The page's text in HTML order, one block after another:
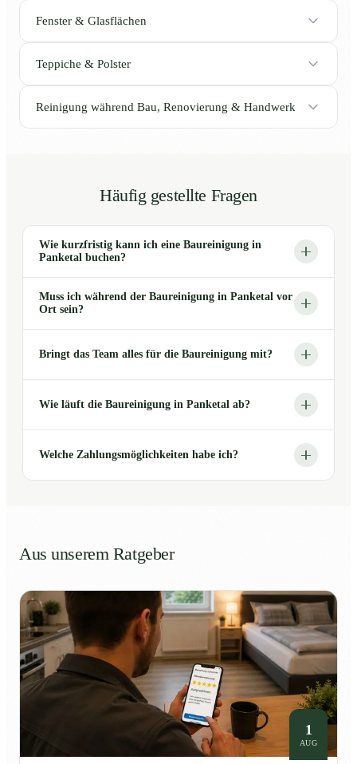
Fenster & Glasflächen
Teppiche & Polster
Reinigung während Bau, Renovierung & Handwerk
Häufig gestellte Fragen
Wie kurzfristig kann ich eine Baureinigung in
Panketal buchen?
Muss ich während der Baureinigung in Panketal vor
Ort sein?
Bringt das Team alles für die Baureinigung mit?
Wie läuft die Baureinigung in Panketal ab?
Welche Zahlungsmöglichkeiten habe ich?
Aus unserem Ratgeber
1
AUG